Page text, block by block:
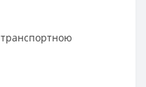
транспортною